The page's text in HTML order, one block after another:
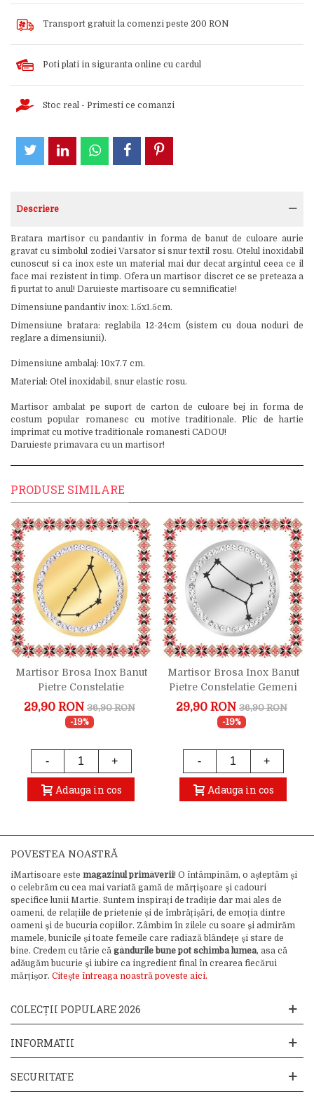
Transport gratuit la comenzi peste 200 RON
Poti plati in siguranta online cu cardul
Stoc real - Primesti ce comanzi
Descriere
Bratara martisor cu pandantiv in forma de banut de culoare aurie
gravat cu simbolul zodiei Varsator si snur textil rosu. Otelul inoxidabil
cunoscut si ca inox este un material mai dur decat argintul ceea ce il
face mai rezistent in timp. Ofera un martisor discret ce se preteaza a
fi purtat to anul! Daruieste martisoare cu semnificatie!
Dimensiune pandantiv inox: 1.5x1.5cm.
Dimensiune bratara: reglabila 12-24cm (sistem cu doua noduri de
reglare a dimensiunii).
Dimensiune ambalaj: 10x7.7 cm.
Material: Otel inoxidabil, snur elastic rosu.
Martisor ambalat pe suport de carton de culoare bej in forma de
costum popular romanesc cu motive traditionale. Plic de hartie
imprimat cu motive traditionale romanesti CADOU!
Daruieste primavara cu un martisor!
PRODUSE SIMILARE
Martisor Brosa Inox Banut
Pietre Constelatie
Capricorn Auriu
29,90 RON 36,90 RON
-19%
- +
Adauga in cos
Martisor Brosa Inox Banut
Pietre Constelatie Gemeni
Argintiu
29,90 RON 36,90 RON
-19%
- +
Adauga in cos
POVESTEA NOASTRĂ
iMartisoare este magazinul primăverii! O întâmpinăm, o așteptăm și
o celebrăm cu cea mai variată gamă de mărțișoare și cadouri
specifice lunii Martie. Suntem inspirați de tradiție dar mai ales de
oameni, de relațiile de prietenie și de îmbrățișări, de emoția dintre
oameni și de bucuria copiilor. Zâmbim în zilele cu soare și admirăm
mamele, bunicile și toate femeile care radiază blândețe și stare de
bine. Credem cu tărie că gândurile bune pot schimba lumea, asa că
adăugăm bucurie și iubire ca ingredient final în crearea fiecărui
mărțișor. Citește întreaga noastră poveste aici.
COLECȚII POPULARE 2026
INFORMATII
SECURITATE